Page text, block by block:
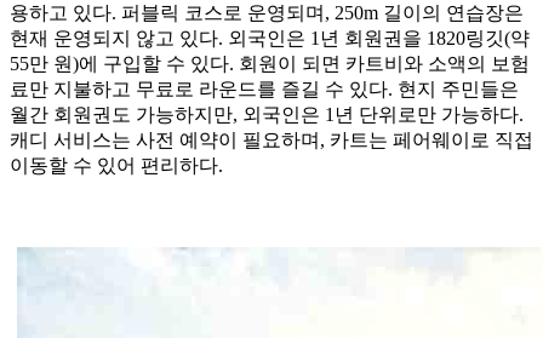
용하고 있다. 퍼블릭 코스로 운영되며, 250m 길이의 연습장은
현재 운영되지 않고 있다. 외국인은 1년 회원권을 1820링깃(약
55만 원)에 구입할 수 있다. 회원이 되면 카트비와 소액의 보험
료만 지불하고 무료로 라운드를 즐길 수 있다. 현지 주민들은
월간 회원권도 가능하지만, 외국인은 1년 단위로만 가능하다.
캐디 서비스는 사전 예약이 필요하며, 카트는 페어웨이로 직접
이동할 수 있어 편리하다.